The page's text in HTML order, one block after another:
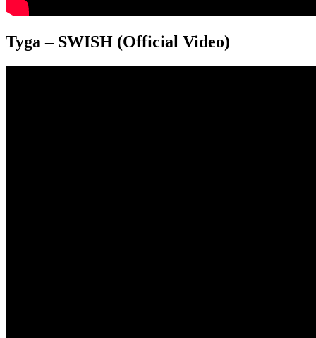
Tyga – SWISH (Official Video)